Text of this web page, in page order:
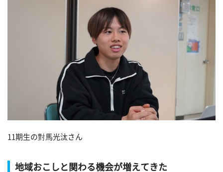
11期生の對馬光汰さん
地域おこしと関わる機会が増えてきた